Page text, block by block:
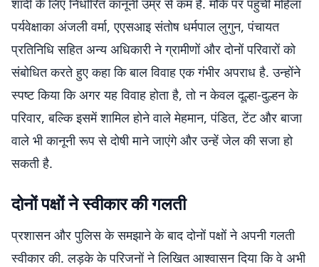
शादी के लिए निर्धारित कानूनी उम्र से कम है. मौके पर पहुंची महिला
पर्यवेक्षाका अंजली वर्मा, एएसआइ संतोष धर्मपाल लुगुन, पंचायत
प्रतिनिधि सहित अन्य अधिकारी ने ग्रामीणों और दोनों परिवारों को
संबोधित करते हुए कहा कि बाल विवाह एक गंभीर अपराध है. उन्होंने
स्पष्ट किया कि अगर यह विवाह होता है, तो न केवल दूल्हा-दुल्हन के
परिवार, बल्कि इसमें शामिल होने वाले मेहमान, पंडित, टेंट और बाजा
वाले भी कानूनी रूप से दोषी माने जाएंगे और उन्हें जेल की सजा हो
सकती है.
दोनों पक्षों ने स्वीकार की गलती
प्रशासन और पुलिस के समझाने के बाद दोनों पक्षों ने अपनी गलती
स्वीकार की. लड़के के परिजनों ने लिखित आश्वासन दिया कि वे अभी